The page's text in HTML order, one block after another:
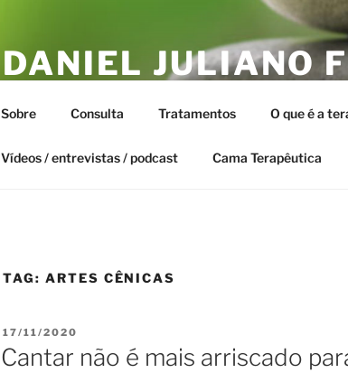
DANIEL JULIANO
ESTAR –
Sobre Consulta Tratamentos O que é a
Vídeos / entrevistas / podcast Cama Terapêutica
TAG: ARTES CÊNICAS
PUBLICADO
EM
17/11/2020
Cantar não é mais arriscado